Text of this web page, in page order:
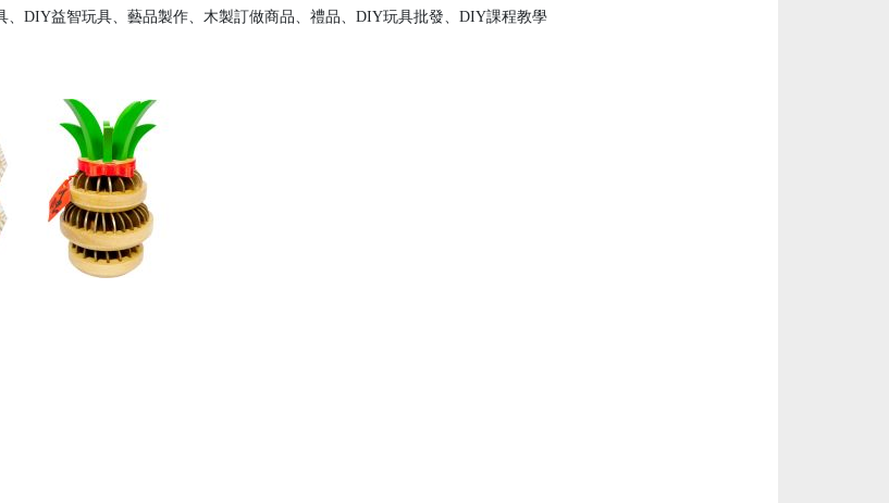
、DIY益智玩具、藝品製作、木製訂做商品、禮品、DIY玩具批發、DIY課程教學